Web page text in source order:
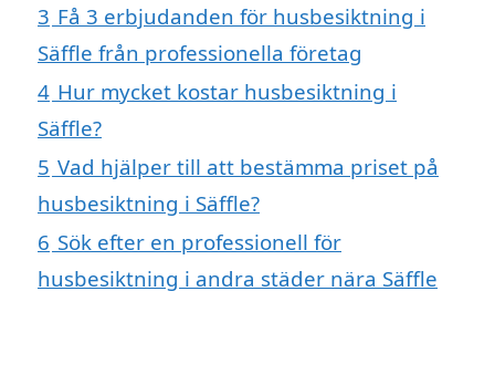
3 Få 3 erbjudanden för husbesiktning i
Säffle från professionella företag
4 Hur mycket kostar husbesiktning i
Säffle?
5 Vad hjälper till att bestämma priset på
husbesiktning i Säffle?
6 Sök efter en professionell för
husbesiktning i andra städer nära Säffle